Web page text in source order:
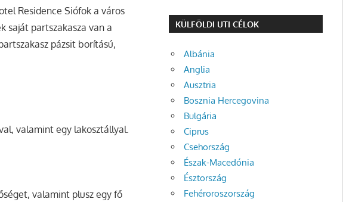
Residence Siófok a város
saját partszakasza van a
pázsit borítású,
valamint egy lakosztállyal.
valamint plusz egy fő
KÜLFÖLDI UTI CÉLOK
Albánia
Anglia
Ausztria
Bosznia Hercegovina
Bulgária
Ciprus
Csehország
Észak-Macedónia
Észtország
Fehéroroszország